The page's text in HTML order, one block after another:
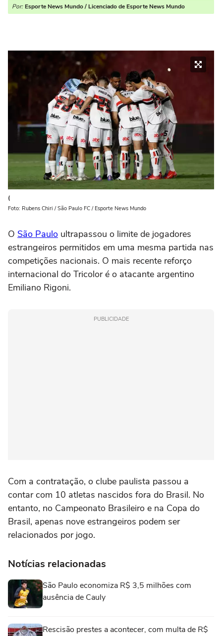
Por: Esporte News Mundo / Licenciado de Esporte News Mundo
(
Foto: Rubens Chiri / São Paulo FC / Esporte News Mundo
O São Paulo ultrapassou o limite de jogadores
estrangeiros permitidos em uma mesma partida nas
competições nacionais. O mais recente reforço
internacional do Tricolor é o atacante argentino
Emiliano Rigoni.
PUBLICIDADE
Com a contratação, o clube paulista passou a
contar com 10 atletas nascidos fora do Brasil. No
entanto, no Campeonato Brasileiro e na Copa do
Brasil, apenas nove estrangeiros podem ser
relacionados por jogo.
Notícias relacionadas
São Paulo economiza R$ 3,5 milhões com
ausência de Cauly
Rescisão prestes a acontecer, com multa de R$